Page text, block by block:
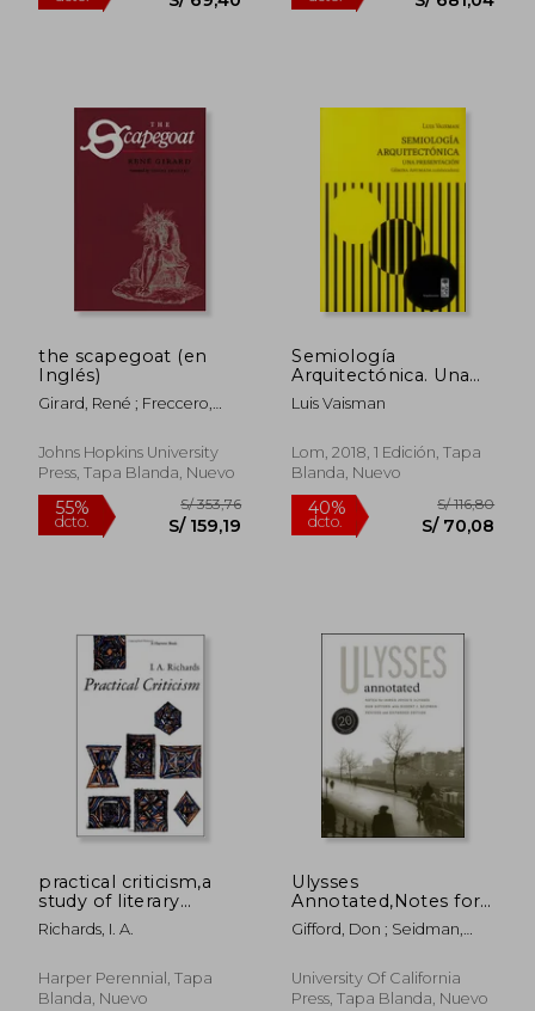
Rápido
the scapegoat (en
Inglés)
Girard, René ; Freccero,
Johns Hopkins University
Press, Tapa Blanda, Nuevo
Semiología
Arquitectónica. Una
Presentación
Luis Vaisman
Lom, 2018, 1 Edición, Tapa
Blanda, Nuevo
practical criticism,a
study of literary
judgement (en
Inglés)
Richards, I. A.
Harper Perennial, Tapa
Blanda, Nuevo
Ulysses
Annotated,Notes for
James Joyce´S
Ulysses (en Inglés)
Gifford, Don ; Seidman,
University Of California
Press, Tapa Blanda, Nuevo